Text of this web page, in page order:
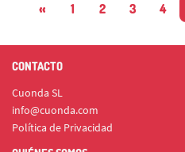
« 1 2 3 4
CONTACTO
Cuonda SL
info@cuonda.com
Política de Privacidad